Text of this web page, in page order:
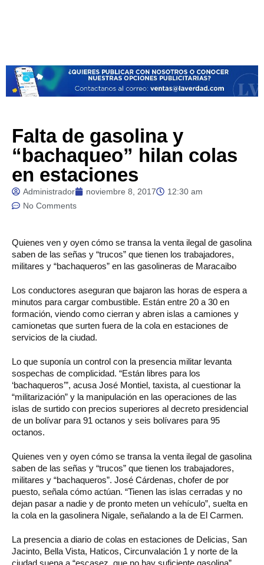
Falta de gasolina y
“bachaqueo” hilan colas
en estaciones
Administrador noviembre 8, 2017
12:30 am
No Comments
Quienes ven y oyen cómo se transa la venta ilegal de gasolina
saben de las señas y “trucos” que tienen los trabajadores,
militares y “bachaqueros” en las gasolineras de Maracaibo
Los conductores aseguran que bajaron las horas de espera a
minutos para cargar combustible. Están entre 20 a 30 en
formación, viendo como cierran y abren islas a camiones y
camionetas que surten fuera de la cola en estaciones de
servicios de la ciudad.
Lo que suponía un control con la presencia militar levanta
sospechas de complicidad. “Están libres para los
‘bachaqueros’”, acusa José Montiel, taxista, al cuestionar la
“militarización” y la manipulación en las operaciones de las
islas de surtido con precios superiores al decreto presidencial
de un bolívar para 91 octanos y seis bolívares para 95
octanos.
Quienes ven y oyen cómo se transa la venta ilegal de gasolina
saben de las señas y “trucos” que tienen los trabajadores,
militares y “bachaqueros”. José Cárdenas, chofer de por
puesto, señala cómo actúan. “Tienen las islas cerradas y no
dejan pasar a nadie y de pronto meten un vehículo”, suelta en
la cola en la gasolinera Nigale, señalando a la de El Carmen.
La presencia a diario de colas en estaciones de Delicias, San
Jacinto, Bella Vista, Haticos, Circunvalación 1 y norte de la
ciudad suena a “escasez, que no hay suficiente gasolina”,